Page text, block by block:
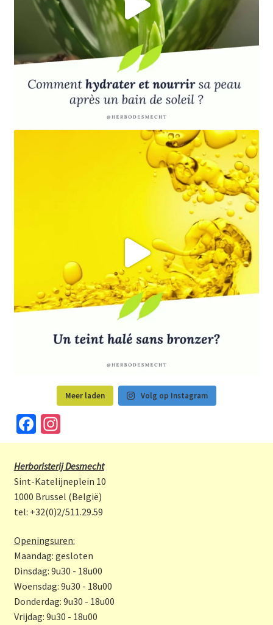
Meer laden Volg op Instagram
Fa
ce
b
o
o
k
In
st
a
gr
a
m
Herboristerij Desmecht
Sint-Katelijneplein 10
1000 Brussel (België)
tel: +32(0)2/511.29.59
Openingsuren:
Maandag: gesloten
Dinsdag: 9u30 - 18u00
Woensdag: 9u30 - 18u00
Donderdag: 9u30 - 18u00
Vrijdag: 9u30 - 18u00